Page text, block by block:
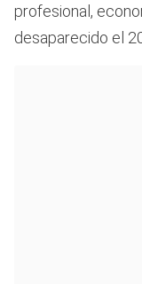
profesional,
desaparecido el